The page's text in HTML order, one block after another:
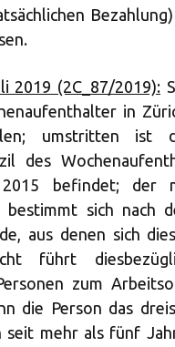
2019 (2C_87/2019):
in
umstritten
des
befindet; der
bestimmt sich nach
aus denen sich
führt
zum
die Person das
seit mehr als fünf